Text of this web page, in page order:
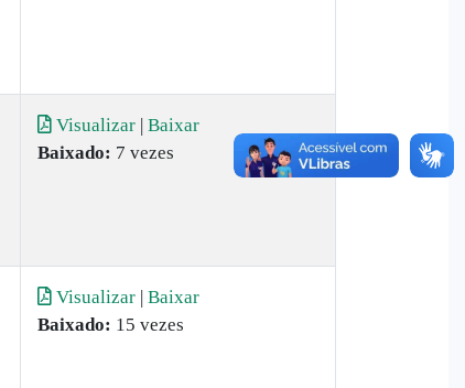
Visualizar | Baixar
Baixado: 7 vezes
Visualizar | Baixar
Baixado: 15 vezes